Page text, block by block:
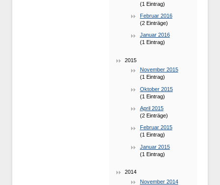
(1 Eintrag)
Februar 2016
(2 Einträge)
Januar 2016
(1 Eintrag)
2015
November 2015
(1 Eintrag)
Oktober 2015
(1 Eintrag)
April 2015
(2 Einträge)
Februar 2015
(1 Eintrag)
Januar 2015
(1 Eintrag)
2014
November 2014